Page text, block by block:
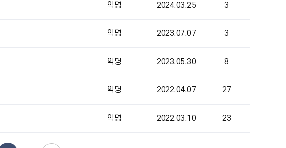
익명 2024.03.25 3
익명 2023.07.07 3
익명 2023.05.30 8
익명 2022.04.07 27
익명 2022.03.10 23